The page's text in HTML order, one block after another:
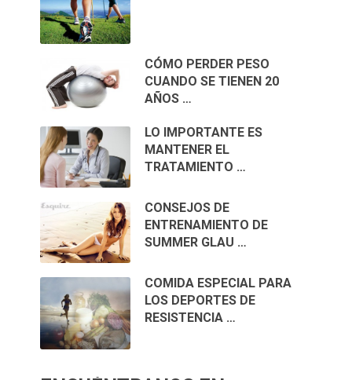
CÓMO PERDER PESO
CUANDO SE TIENEN 20
AÑOS …
LO IMPORTANTE ES
MANTENER EL
TRATAMIENTO …
CONSEJOS DE
ENTRENAMIENTO DE
SUMMER GLAU …
COMIDA ESPECIAL PARA
LOS DEPORTES DE
RESISTENCIA …